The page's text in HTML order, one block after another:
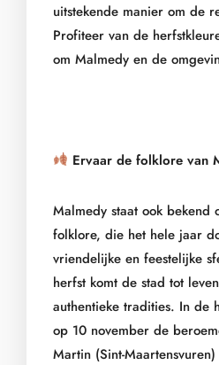
uitstekende manier om de
Profiteer van de
om Malmedy en de
Ervaar de folklore van
Malmedy staat ook bekend
folklore, die het hele jaar
vriendelijke en feestelijke
herfst komt de stad tot
authentieke tradities. In de
op 10 november de
Martin (Sint-